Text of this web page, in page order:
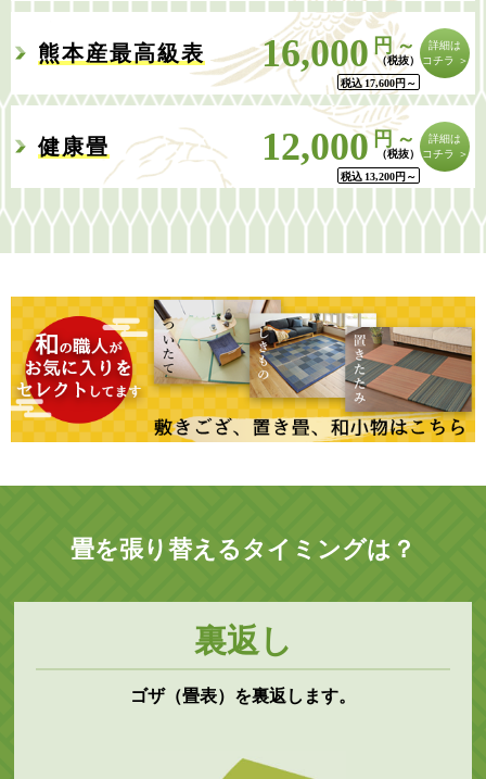
熊本産最高級表 16,000 円～
税込 17,600円 ～
詳細は
コチラ ＞
健康畳 12,000円～
税込 13,200円 ～
詳細は
コチラ ＞
畳を張り替えるタイミングは？
裏返し
ゴザ（畳表）を裏返します。